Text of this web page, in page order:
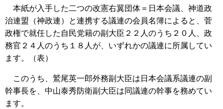
本紙が入手した二つの改憲右翼団体＝日本会議、神道政
治連盟（神政連）と連携する議連の会員名簿によると、菅
政権で就任した自民党籍の副大臣２２人のうち２０人、政
務官２４人のうち１８人が、いずれかの議連に所属してい
ます。（表）
このうち、鷲尾英一郎外務副大臣は日本会議系議連の副
幹事長を、中山泰秀防衛副大臣は同議連の幹事を務めてい
ます。